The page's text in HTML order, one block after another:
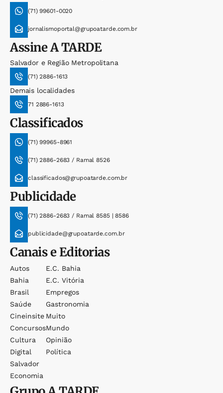
(71) 99601-0020
jornalismoportal@grupoatarde.com.br
AssineA TARDE
Salvador e Região Metropolitana
(71) 2886-1613
Demais localidades
71 2886-1613
Classificados
(71) 99965-8961
(71) 2886-2683 / Ramal 8526
classificados@grupoatarde.com.br
Publicidade
(71) 2886-2683 / Ramal 8585 | 8586
publicidade@grupoatarde.com.br
Canais e Editorias
Autos
Bahia
Brasil
Saúde
Cineinsite
Concursos
Cultura
Digital
Salvador
Economia
E.c. Bahia
E.c. Vitória
Empregos
Gastronomia
Muito
Mundo
Opinião
Política